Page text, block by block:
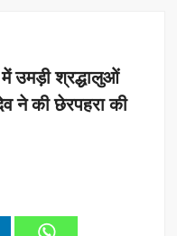
उमड़ी श्रद्धालुओं
ने की छेरपहरा की